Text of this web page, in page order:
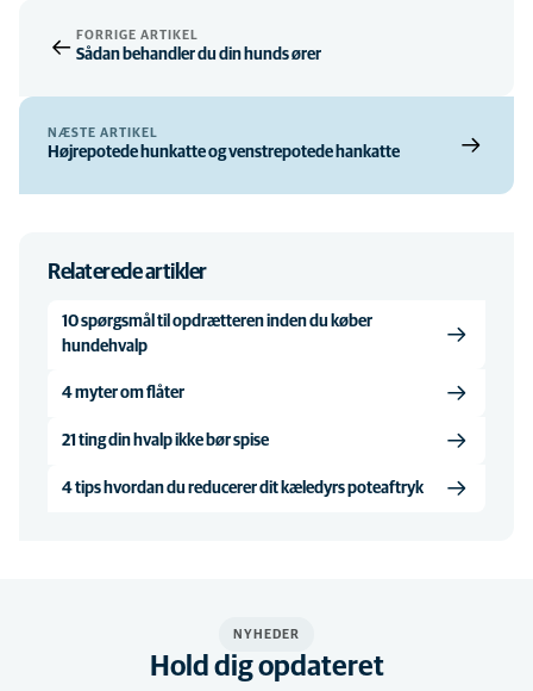
FORRIGE ARTIKEL
Sådan behandler du din hunds ører
NÆSTE ARTIKEL
Højrepotede hunkatte og venstrepotede hankatte
Relaterede artikler
10 spørgsmål til opdrætteren inden du køber
hundehvalp
4 myter om flåter
21 ting din hvalp ikke bør spise
4 tips hvordan du reducerer dit kæledyrs poteaftryk
NYHEDER
Hold dig opdateret